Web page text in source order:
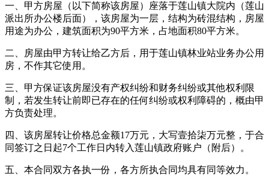
一、甲方房屋（以下简称该房屋）座落于莲山镇大院内（莲山
派出所办公楼后面），该房屋为一层，结构为砖混结构，房屋
用途为办公，建筑面积为90平方米，占地面积80平方米。
二、房屋由甲方转让给乙方后，用于莲山镇林业站业务办公用
房，不作其它使用。
三、甲方保证该房屋没有产权纠纷和财务纠纷或其他权利限
制，若发生转让前即已存在的任何纠纷或权利障碍的，概由甲
方负责处理。
四、该房屋转让价格总金额17万元，大写壹拾柒万元整，于合
同签订之日起7个工作日内转入莲山镇政府账户（附后）。
五、本合同双方各执一份，各方所执合同均具有同等效力。